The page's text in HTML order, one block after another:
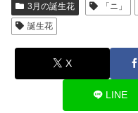
3月の誕生花 「ニ」
誕生花
X
LINE